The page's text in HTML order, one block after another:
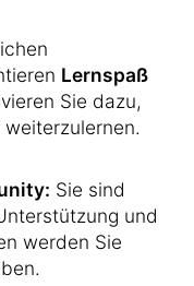
Lernspaß
Sie dazu,
Sie sind
und
werden Sie